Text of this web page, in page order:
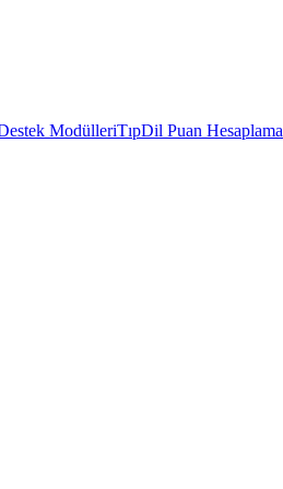
ModülleriTıpDil Puan Hesaplama